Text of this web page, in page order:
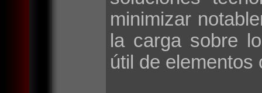
minimizar
la carga sobre
útil de elementos